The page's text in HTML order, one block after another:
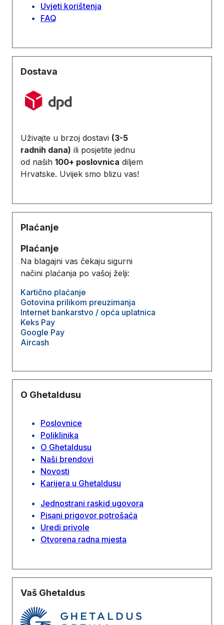
Uvjeti korištenja
FAQ
Dostava
Uživajte u brzoj dostavi (3-5
radnih dana) ili posjetite jednu
od naših 100+ poslovnica diljem
Hrvatske. Uvijek smo blizu vas!
Plaćanje
Plaćanje
Na blagajni vas čekaju sigurni
načini plaćanja po vašoj želji:
Kartično plaćanje
Gotovina prilikom preuzimanja
Internet bankarstvo / opća uplatnica
Keks Pay
Google Pay
Aircash
O Ghetaldusu
Poslovnice
Poliklinika
O Ghetaldusu
Naši brendovi
Novosti
Karijera u Ghetaldusu
Jednostrani raskid ugovora
Pisani prigovor potrošaća
Uredi privole
Otvorena radna mjesta
Vaš Ghetaldus